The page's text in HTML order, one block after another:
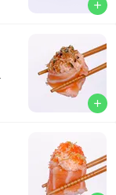
add
add